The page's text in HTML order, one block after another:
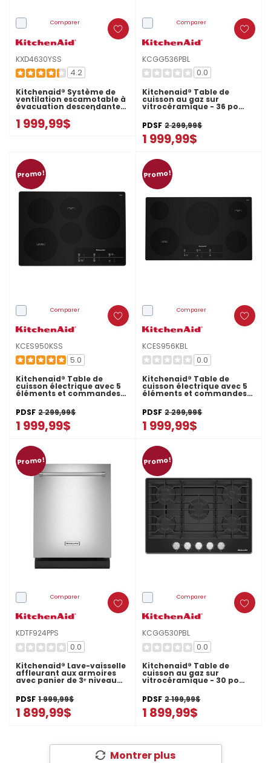
Comparer
KXD4630YSS
4.2
Kitchenaid® Système de
ventilation escamotable à
évacuation descendante
de 30 po, 600 pi cu/min
KXD4630YSS
1 999,99$
Comparer
KCGG536PBL
0.0
Kitchenaid® Table de
cuisson au gaz sur
vitrocéramique - 36 po
PDSF 2 299,99$
1 999,99$
Promo!
Comparer
KCES950KSS
5.0
Kitchenaid® Table de
cuisson électrique avec 5
éléments et commandes
KCES950KSS
PDSF 2 299,99$
1 999,99$
Promo!
Comparer
KCES956KBL
0.0
Kitchenaid® Table de
cuisson électrique avec 5
éléments et commandes
KCES956KBL
PDSF 2 299,99$
1 999,99$
Promo!
Comparer
KDTF924PPS
0.0
Kitchenaid® Lave-vaisselle
affleurant aux armoires
avec panier de 3ᵉ niveau
FreeFlex™ Fit et fini
PrintShield™ - 39 dBA
KDTF924PPS
PDSF 1 999,99$
1 899,99$
Promo!
Comparer
KCGG530PBL
0.0
Kitchenaid® Table de
cuisson au gaz sur
vitrocéramique - 30 po
PDSF 2 199,99$
1 899,99$
Montrer plus